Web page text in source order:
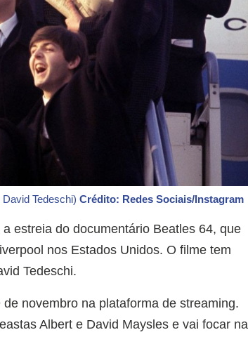
David Tedeschi)Crédito: Redes Sociais/Instagram
estreia do documentário Beatles 64, que
nos Estados Unidos. O filme tem
Tedeschi.
novembro na plataforma de streaming.
Albert e David Maysles e vai focar na